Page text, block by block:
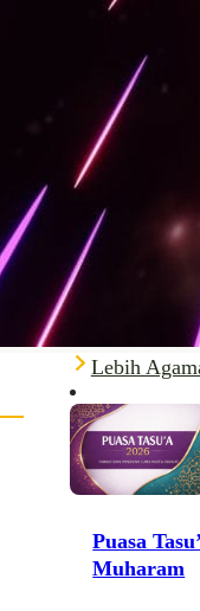
Lebih
Puasa
Muharam